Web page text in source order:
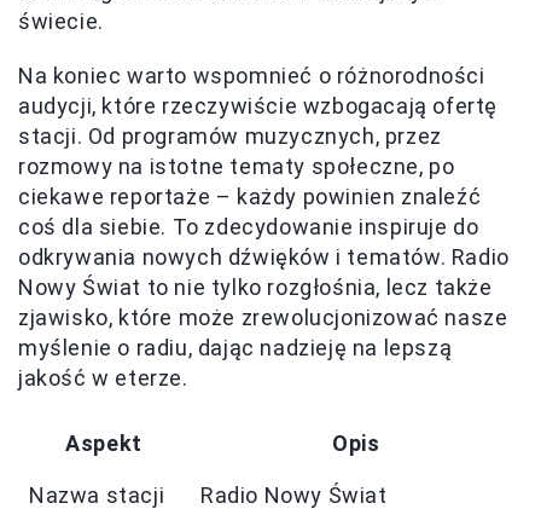
świecie.
Na koniec warto wspomnieć o różnorodności
audycji, które rzeczywiście wzbogacają ofertę
stacji. Od programów muzycznych, przez
rozmowy na istotne tematy społeczne, po
ciekawe reportaże – każdy powinien znaleźć
coś dla siebie. To zdecydowanie inspiruje do
odkrywania nowych dźwięków i tematów. Radio
Nowy Świat to nie tylko rozgłośnia, lecz także
zjawisko, które może zrewolucjonizować nasze
myślenie o radiu, dając nadzieję na lepszą
jakość w eterze.
Aspekt Opis
Nazwa stacji Radio Nowy Świat